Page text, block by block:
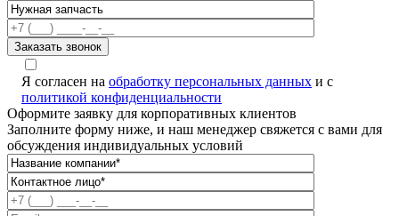
Я согласен на обработку персональных данных и с
политикой конфиденциальности
Оформите заявку для корпоративных клиентов
Заполните форму ниже, и наш менеджер свяжется с вами для
обсуждения индивидуальных условий